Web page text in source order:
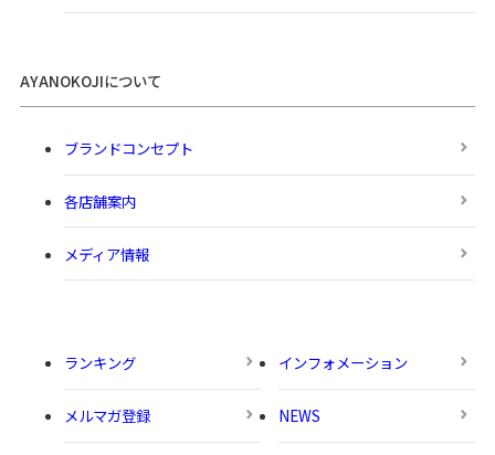
AYANOKOJIについて
ブランドコンセプト
各店舗案内
メディア情報
ランキング インフォメーション
メルマガ登録 NEWS